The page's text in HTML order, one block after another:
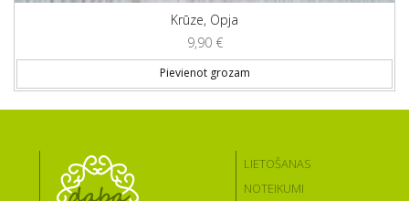
Krūze, Opja
9,90 €
Pievienot grozam
LIETOŠANAS
NOTEIKUMI